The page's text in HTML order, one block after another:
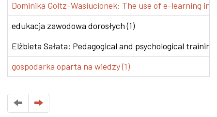
Dominika Goltz-Wasiucionek: The use of e-learning in
edukacja zawodowa dorosłych (1)
Elżbieta Sałata: Pedagogical and psychological
gospodarka oparta na wiedzy (1)